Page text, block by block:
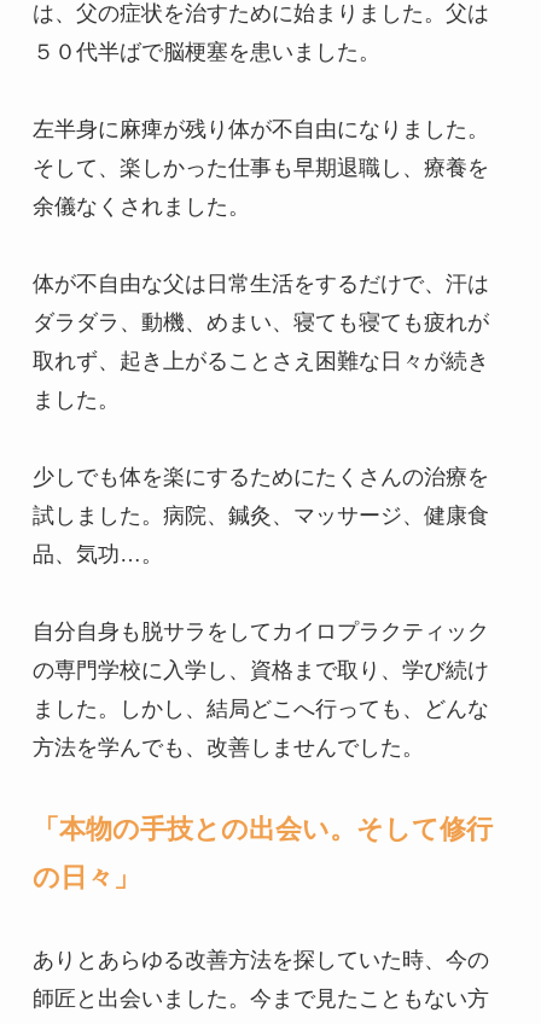
は、父の症状を治すために始まりました。父は
５０代半ばで脳梗塞を患いました。
左半身に麻痺が残り体が不自由になりました。
そして、楽しかった仕事も早期退職し、療養を
余儀なくされました。
体が不自由な父は日常生活をするだけで、汗は
ダラダラ、動機、めまい、寝ても寝ても疲れが
取れず、起き上がることさえ困難な日々が続き
ました。
少しでも体を楽にするためにたくさんの治療を
試しました。病院、鍼灸、マッサージ、健康食
品、気功…。
自分自身も脱サラをしてカイロプラクティック
の専門学校に入学し、資格まで取り、学び続け
ました。しかし、結局どこへ行っても、どんな
方法を学んでも、改善しませんでした。
「本物の手技との出会い。そして修行
の日々」
ありとあらゆる改善方法を探していた時、今の
師匠と出会いました。今まで見たこともない方